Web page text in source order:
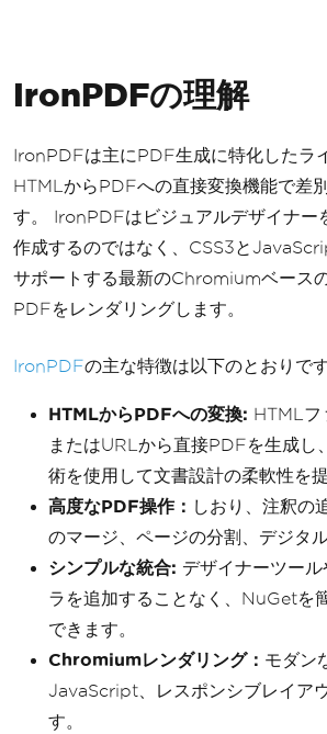
IronPDFの理解
IronPDFは主にPDF生成に特化したラ
HTMLからPDFへの直接変換機能で差
す。 IronPDFはビジュアルデザイナー
作成するのではなく、CSS3と
サポートする最新のChromiumベース
PDFをレンダリングします。
IronPDFの主な特徴は以下のとおりです
HTMLからPDFへの変換: HTMLフ
またはURLから直接PDFを生成し
術を使用して文書設計の柔軟性を提
高度なPDF操作： しおり、注釈の
のマージ、ページの分割、デジタ
シンプルな統合: デザイナーツー
ラを追加することなく、NuGetを
できます。
Chromiumレンダリング： モダン
JavaScript、レスポンシブレイア
す。